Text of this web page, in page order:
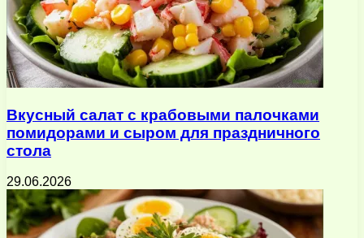
Вкусный салат с крабовыми палочками
помидорами и сыром для праздничного
стола
29.06.2026